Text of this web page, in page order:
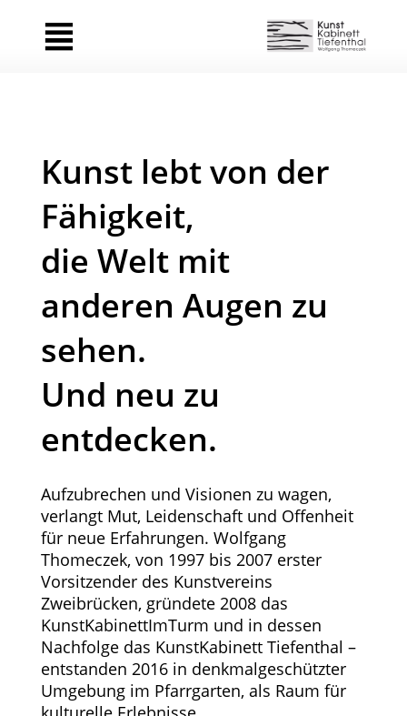
Kunst lebt von der
Fähigkeit,
die Welt mit
anderen Augen zu
sehen.
Und neu zu
entdecken.
Aufzubrechen und Visionen zu wagen,
verlangt Mut, Leidenschaft und Offenheit
für neue Erfahrungen. Wolfgang
Thomeczek, von 1997 bis 2007 erster
Vorsitzender des Kunstvereins
Zweibrücken, gründete 2008 das
KunstKabinettImTurm und in dessen
Nachfolge das KunstKabinett Tiefenthal –
entstanden 2016 in denkmalgeschützter
Umgebung im Pfarrgarten, als Raum für